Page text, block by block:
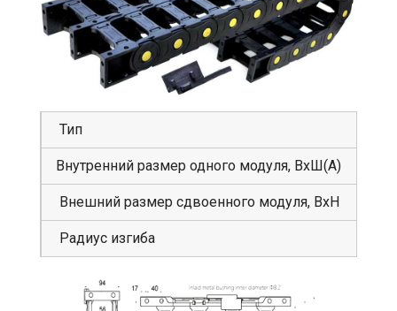
Тип
Внутренний размер одного модуля, ВхШ(А)
Внешний размер сдвоенного модуля, ВхН
Радиус изгиба